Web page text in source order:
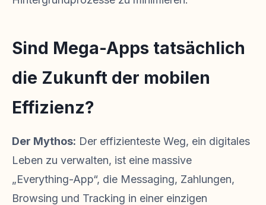
Sind Mega-Apps tatsächlich
die Zukunft der mobilen
Effizienz?
Der Mythos: Der effizienteste Weg, ein digitales
Leben zu verwalten, ist eine massive
„Everything-App“, die Messaging, Zahlungen,
Browsing und Tracking in einer einzigen